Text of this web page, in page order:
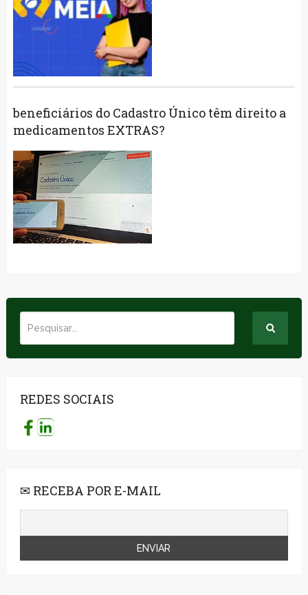
beneficiários do Cadastro Único têm direito a
medicamentos EXTRAS?
REDES SOCIAIS
✉ RECEBA POR E-MAIL